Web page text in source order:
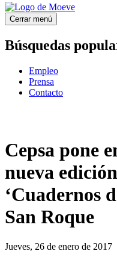
Cerrar menú
Búsquedas
Empleo
Prensa
Contacto
Cepsa pone
nueva
‘Cuadernos
San Roque
Jueves, 26 de enero de 2017